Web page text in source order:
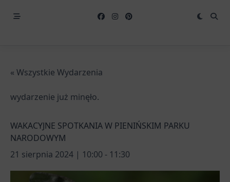
« Wszystkie Wydarzenia
wydarzenie już minęło.
WAKACYJNE SPOTKANIA W PIENIŃSKIM PARKU
NARODOWYM
21 sierpnia 2024 | 10:00 - 11:30